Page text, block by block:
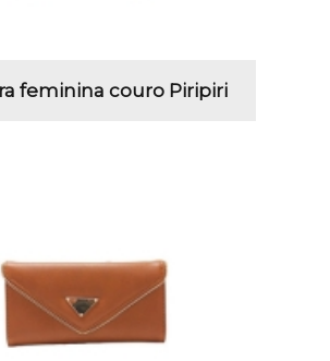
feminina couro Piripiri